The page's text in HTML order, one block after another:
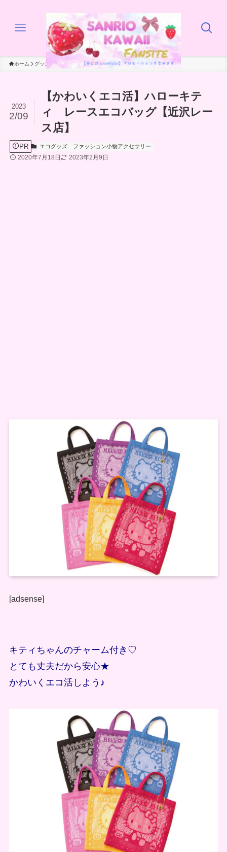
ホーム グッズ エコグッズ
【かわいくエコ活】ハローキテ
ィ レースエコバッグ【近沢レー
ス店】
2023
2/09
PR エコグッズ ファッション小物アクセサリー
2020年7月18日 2023年2月9日
[adsense]
キティちゃんのチャーム付き♡
とても丈夫だから安心★
かわいくエコ活しよう♪